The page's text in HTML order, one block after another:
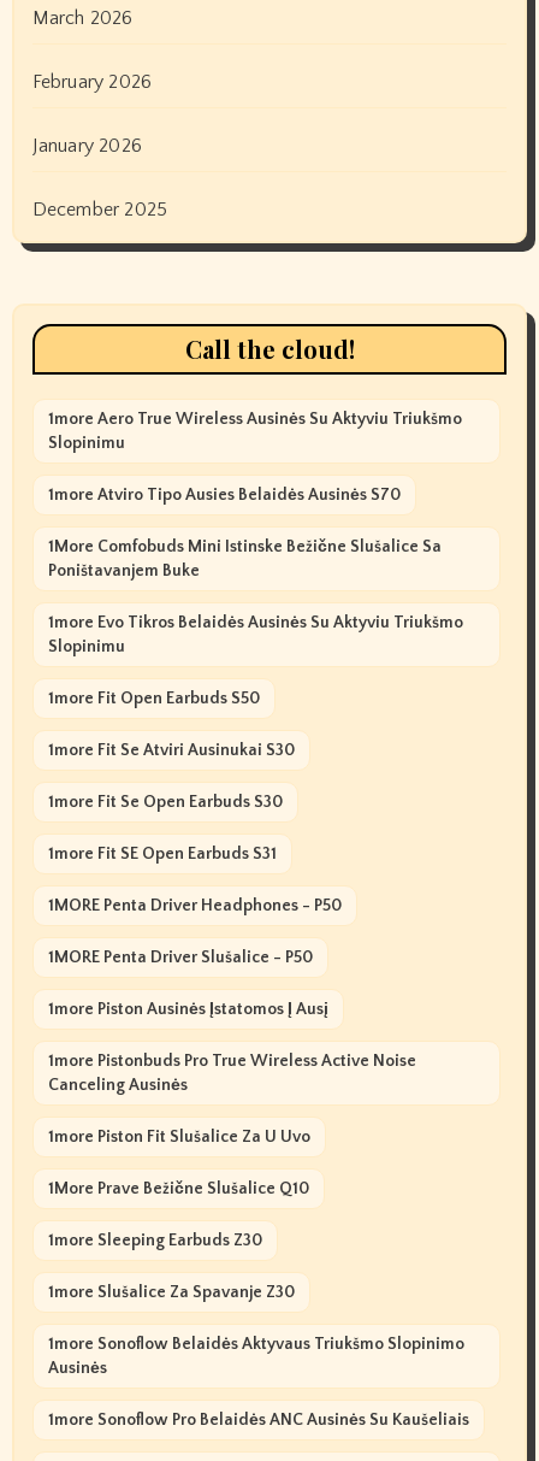
March 2026
February 2026
January 2026
December 2025
Call the cloud!
1more Aero True Wireless Ausinės Su Aktyviu Triukšmo
Slopinimu
1more Atviro Tipo Ausies Belaidės Ausinės S70
1More Comfobuds Mini Istinske Bežične Slušalice Sa
Poništavanjem Buke
1more Evo Tikros Belaidės Ausinės Su Aktyviu Triukšmo
Slopinimu
1more Fit Open Earbuds S50
1more Fit Se Atviri Ausinukai S30
1more Fit Se Open Earbuds S30
1more Fit SE Open Earbuds S31
1MORE Penta Driver Headphones - P50
1MORE Penta Driver Slušalice - P50
1more Piston Ausinės Įstatomos Į Ausį
1more Pistonbuds Pro True Wireless Active Noise
Canceling Ausinės
1more Piston Fit Slušalice Za U Uvo
1More Prave Bežične Slušalice Q10
1more Sleeping Earbuds Z30
1more Slušalice Za Spavanje Z30
1more Sonoflow Belaidės Aktyvaus Triukšmo Slopinimo
Ausinės
1more Sonoflow Pro Belaidės ANC Ausinės Su Kaušeliais